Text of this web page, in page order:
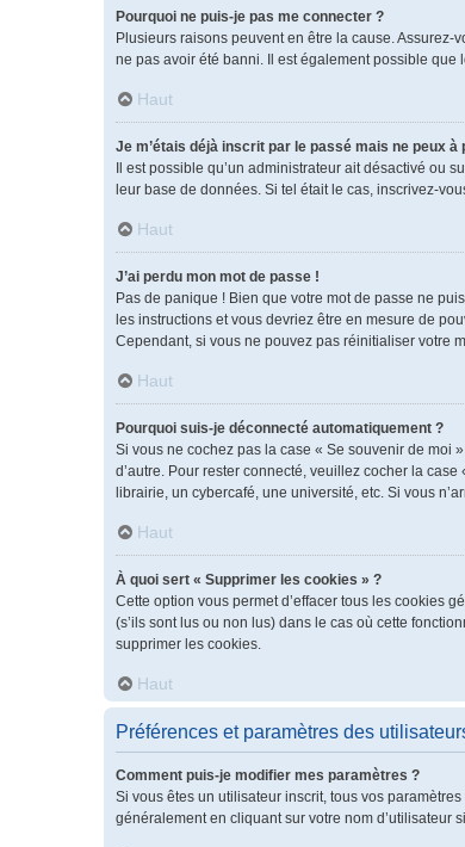
Pourquoi ne puis-je pas me connecter ?
Plusieurs raisons peuvent en être la cause. Assurez-
ne pas avoir été banni. Il est également possible
Haut
Je m’étais déjà inscrit par le passé mais ne peux
Il est possible qu’un administrateur ait désactivé
leur base de données. Si tel était le cas, inscrivez-
Haut
J’ai perdu mon mot de passe !
Pas de panique ! Bien que votre mot de passe ne
les instructions et vous devriez être en mesure de
Cependant, si vous ne pouvez pas réinitialiser votre
Haut
Pourquoi suis-je déconnecté automatiquement ?
Si vous ne cochez pas la case « Se souvenir de moi
d’autre. Pour rester connecté, veuillez cocher la
librairie, un cybercafé, une université, etc. Si vous
Haut
À quoi sert « Supprimer les cookies » ?
Cette option vous permet d’effacer tous les cookies
(s’ils sont lus ou non lus) dans le cas où cette
supprimer les cookies.
Haut
Préférences et paramètres des
Comment puis-je modifier mes paramètres ?
Si vous êtes un utilisateur inscrit, tous vos
généralement en cliquant sur votre nom d’utilisateur